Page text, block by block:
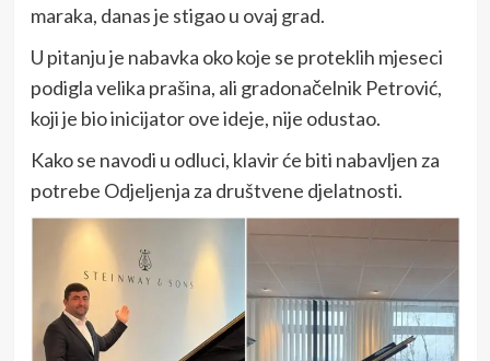
maraka, danas je stigao u ovaj grad.
U pitanju je nabavka oko koje se proteklih mjeseci
podigla velika prašina, ali gradonačelnik Petrović,
koji je bio inicijator ove ideje, nije odustao.
Kako se navodi u odluci, klavir će biti nabavljen za
potrebe Odjeljenja za društvene djelatnosti.